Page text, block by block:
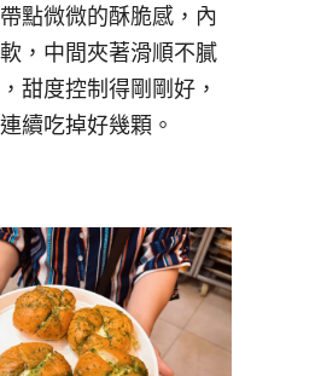
點微微的酥脆感，內
，中間夾著滑順不膩
甜度控制得剛剛好，
續吃掉好幾顆。